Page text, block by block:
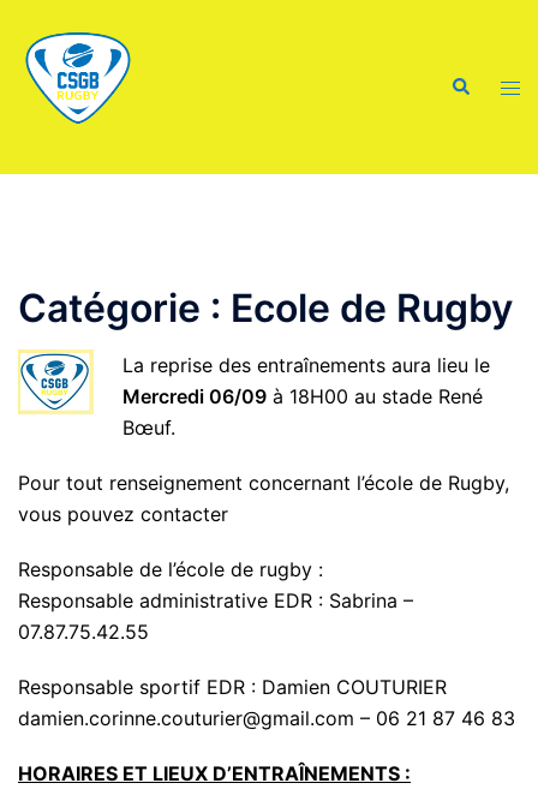
contenu
Catégorie : Ecole de Rugby
La reprise des entraînements aura lieu le
Mercredi 06/09 à 18H00 au stade René
Bœuf.
Pour tout renseignement concernant l’école de Rugby,
vous pouvez contacter
Responsable de l’école de rugby :
Responsable administrative EDR : Sabrina –
07.87.75.42.55
Responsable sportif EDR : Damien COUTURIER
damien.corinne.couturier@gmail.com – 06 21 87 46 83
HORAIRES ET LIEUX D’ENTRAÎNEMENTS :